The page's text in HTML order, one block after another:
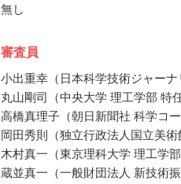
無し
審査員
小出重幸（日本科学技術ジャーナ
丸山剛司（中央大学 理工学部 特
高橋真理子（朝日新聞社 科学コー
岡田秀則（独立行政法人国立美
木村真一（東京理科大学 理工学部
蔵並真一（一般財団法人 新技術